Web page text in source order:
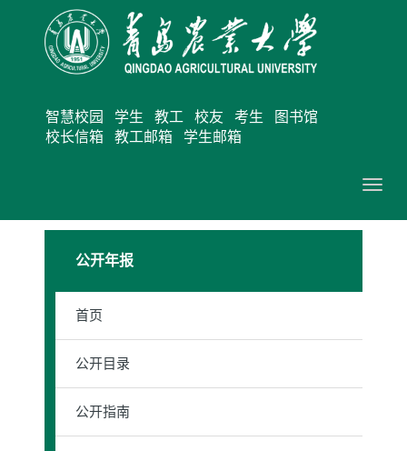
智慧校园 学生 教工 校友 考生
图书馆
校长信箱
教工邮箱 学生邮箱
切
换
公开年报
首页
公开目录
公开指南